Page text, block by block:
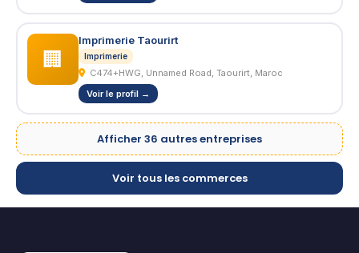
🏢
Imprimerie Taourirt
Imprimerie
C474+HWG, Unnamed Road, Taourirt, Maroc
Voir le profil →
Afficher 36 autres entreprises
Voir tous les commerces